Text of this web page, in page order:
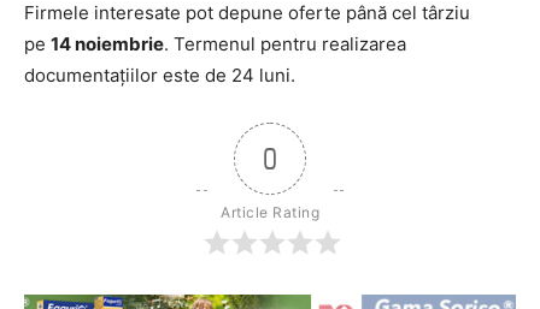
Firmele interesate pot depune oferte până cel târziu
pe 14 noiembrie. Termenul pentru realizarea
documentațiilor este de 24 luni.
0
Article Rating